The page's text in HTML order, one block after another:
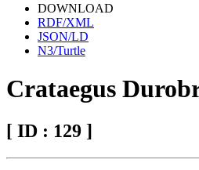
DOWNLOAD
RDF/XML
JSON/LD
N3/Turtle
Crataegus
[ ID : 129 ]